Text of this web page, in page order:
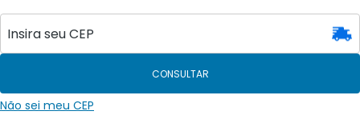
CONSULTAR
Não sei meu CEP